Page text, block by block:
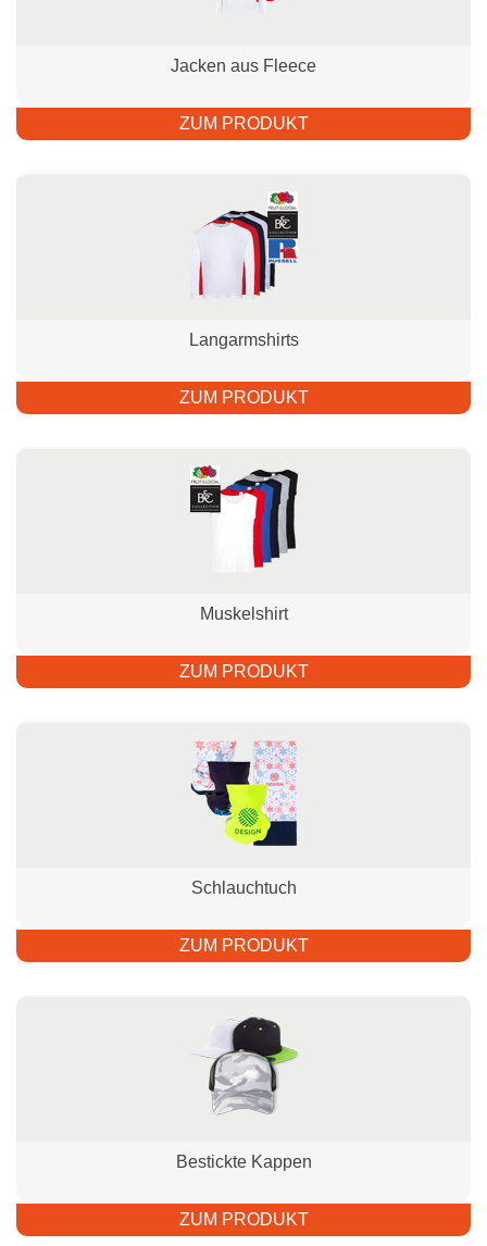
Jacken aus Fleece
ZUM PRODUKT
Langarmshirts
ZUM PRODUKT
Muskelshirt
ZUM PRODUKT
Schlauchtuch
ZUM PRODUKT
Bestickte Kappen
ZUM PRODUKT